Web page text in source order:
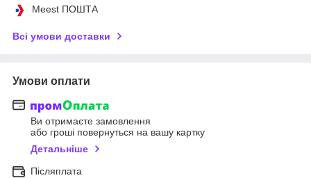
Meest ПОШТА
Всі умови доставки
Умови оплати
Ви отримаєте замовлення
або гроші повернуться на вашу картку
Детальніше
Післяплата